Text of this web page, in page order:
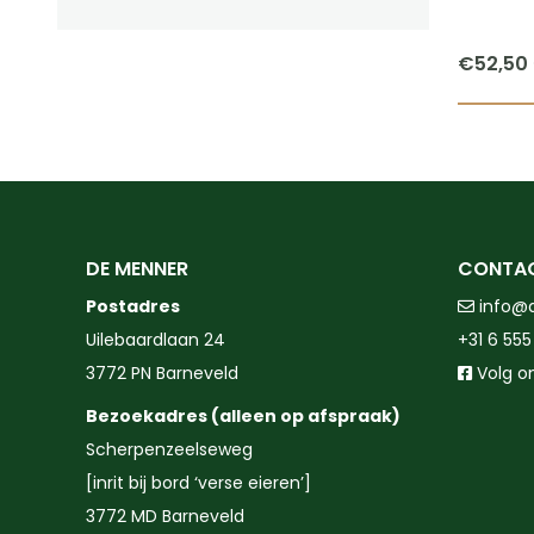
€52,50
DE MENNER
Postadres
Uilebaardlaan 24
3772 PN Barneveld
Bezoekadres (alleen op afspraak)
Scherpenzeelseweg
[inrit bij bord ‘verse eieren’]
3772 MD Barneveld
+31 6
Volg